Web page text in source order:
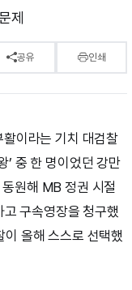
제
공유 인쇄
활이라는 기치 대검찰
중 한 명이었던 강만
원해 MB 정권 시절
구속영장을 청구했
올해 스스로 선택했